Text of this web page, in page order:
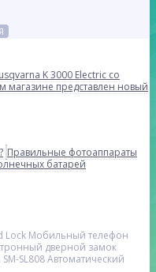
K 3000 Electric со
магазине представлен новый
Правильные фотоаппараты
батарей
Lock Мобильный телефон
дверной замок
SL808 Автоматический